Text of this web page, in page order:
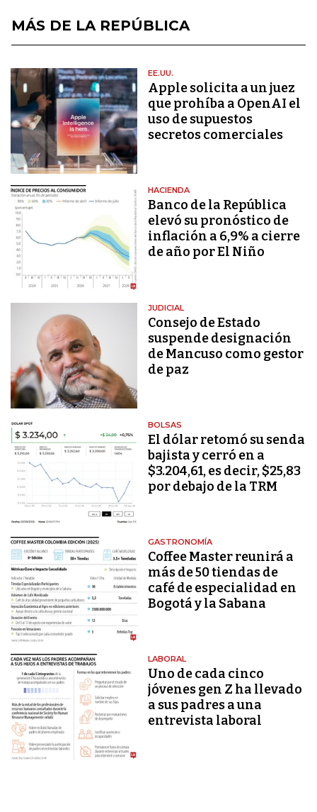
MÁS DE LA REPÚBLICA
EE.UU.
Apple solicita a un juez
que prohíba a OpenAI el
uso de supuestos
secretos comerciales
HACIENDA
Banco de la República
elevó su pronóstico de
inflación a 6,9% a cierre
de año por El Niño
JUDICIAL
Consejo de Estado
suspende designación
de Mancuso como gestor
de paz
BOLSAS
El dólar retomó su senda
bajista y cerró en a
$3.204,61, es decir, $25,83
por debajo de la TRM
GASTRONOMÍA
Coffee Master reunirá a
más de 50 tiendas de
café de especialidad en
Bogotá y la Sabana
LABORAL
Uno de cada cinco
jóvenes gen Z ha llevado
a sus padres a una
entrevista laboral